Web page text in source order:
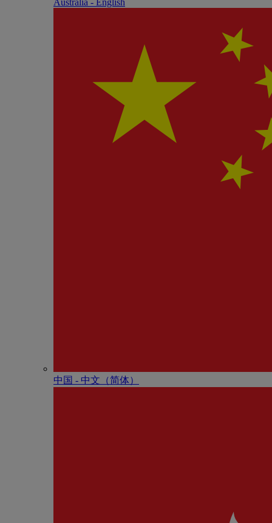
Australia - English
中国 - 中⽂（简体）